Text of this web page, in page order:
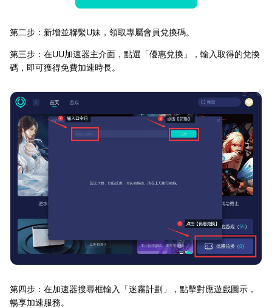
第二步：新增並聯繫U妹，領取專屬會員兌換碼。
第三步：在UU加速器主介面，點選「優惠兌換」，輸入取得的兌換
碼，即可獲得免費加速時長。
第四步：在加速器搜尋框輸入「迷霧計劃」，點擊對應遊戲圖示，
暢享加速服務。